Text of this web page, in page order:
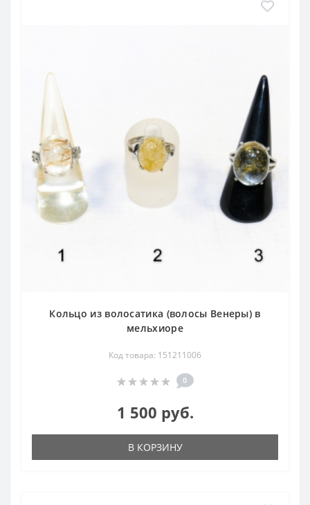
Кольцо из волосатика (волосы Венеры) в
мельхиоре
Код товара: 151211006
0
1 500 руб.
В КОРЗИНУ